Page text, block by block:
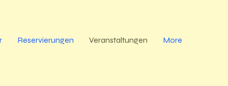
Reservierungen Veranstaltungen More